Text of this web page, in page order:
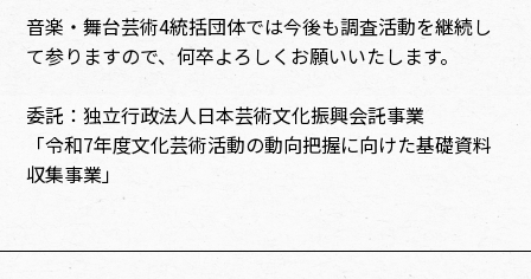
音楽・舞台芸術4統括団体では今後も調査活動を継続し
て参りますので、何卒よろしくお願いいたします。
委託：独立行政法人日本芸術文化振興会託事業
「令和7年度文化芸術活動の動向把握に向けた基礎資料
収集事業」